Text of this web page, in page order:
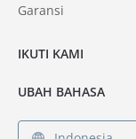
Garansi
IKUTI KAMI
UBAH BAHASA